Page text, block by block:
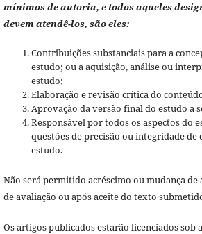
mínimos de autoria, e todos aqueles
devem atendê-los, são eles:
Contribuições substanciais para a
estudo; ou a aquisição, análise ou
estudo;
Elaboração e revisão crítica do
Aprovação da versão final do estudo a
Responsável por todos os aspectos do
questões de precisão ou integridade de
estudo.
Não será permitido acréscimo ou mudança
de avaliação ou após aceite do texto
Os artigos publicados estarão licenciados sob